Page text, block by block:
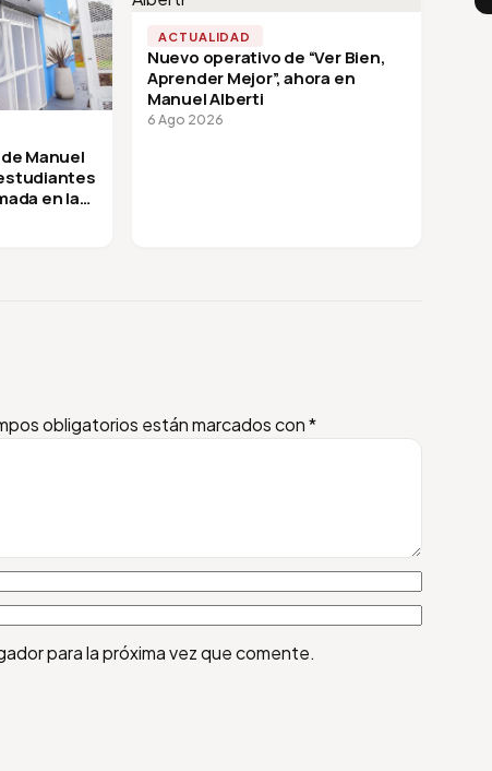
Manuel
en la
ACTUALIDAD
Nuevo operativo de “Ver Bien,
Aprender Mejor”, ahora en
Manuel Alberti
6 Ago 2026
obligatorios están marcados con*
para la próxima vez que comente.